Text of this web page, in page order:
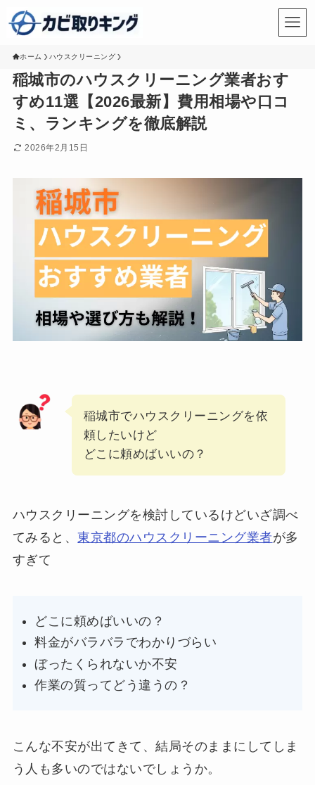
ホーム ハウスクリーニング
稲城市のハウスクリーニング業者おす
すめ11選【2026最新】費用相場や口コ
ミ、ランキングを徹底解説
2026年2月15日
稲城市でハウスクリーニングを依
頼したいけど
どこに頼めばいいの？
ハウスクリーニングを検討しているけどいざ調べ
てみると、東京都のハウスクリーニング業者が多
すぎて
どこに頼めばいいの？
料金がバラバラでわかりづらい
ぼったくられないか不安
作業の質ってどう違うの？
こんな不安が出てきて、結局そのままにしてしま
う人も多いのではないでしょうか。